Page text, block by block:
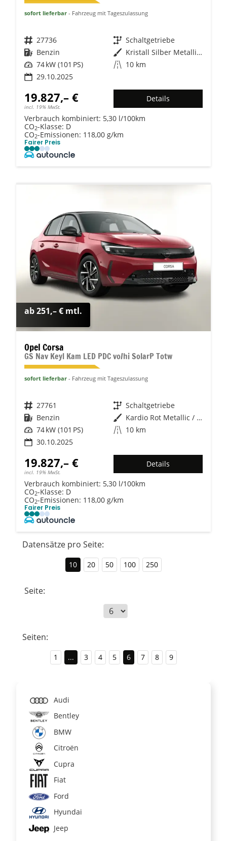
sofort lieferbar Fahrzeug mit Tageszulassung
Fahrzeugnr. 27736 Getriebe Schaltgetriebe
Kraftstoff Benzin Außenfarbe
Kristall Silber Metallic / Dach:
Leistung 74 kW (101 PS) Kilometerstand 10 km
29.10.2025
19.827,– €
incl. 19% MwSt.
Details
Verbrauch kombiniert: 5,30 l/100km
CO2-Klasse: D
CO2-Emissionen: 118,00 g/km
Fairer Preis
ab 251,– € mtl.
Opel Corsa
GS Nav Keyl Kam LED PDC vo/hi SolarP Totw
sofort lieferbar Fahrzeug mit Tageszulassung
Fahrzeugnr. 27761 Getriebe Schaltgetriebe
Kraftstoff Benzin Außenfarbe
Kardio Rot Metallic / Dach: schw
Leistung 74 kW (101 PS) Kilometerstand 10 km
30.10.2025
19.827,– €
incl. 19% MwSt.
Details
Verbrauch kombiniert: 5,30 l/100km
CO2-Klasse: D
CO2-Emissionen: 118,00 g/km
Fairer Preis
Datensätze pro Seite:
10 20 50 100 250
Seite:
Seiten:
1 ... 3 4 5 6 7 8 9
Audi
Bentley
BMW
Citroën
Cupra
Fiat
Ford
Hyundai
Jeep